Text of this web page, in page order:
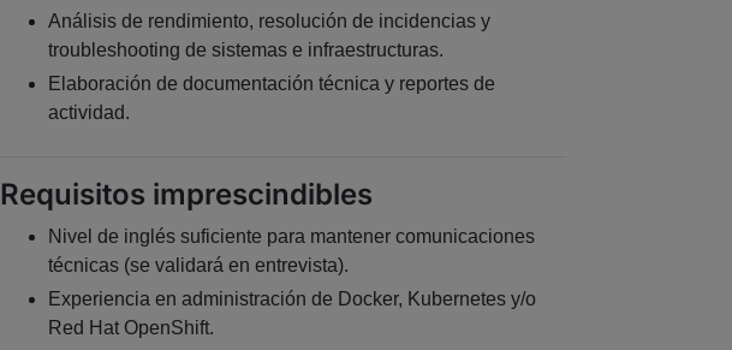
Análisis de rendimiento, resolución de incidencias y
troubleshooting de sistemas e infraestructuras.
Elaboración de documentación técnica y reportes de
actividad.
Requisitos imprescindibles
Nivel de inglés suficiente para mantener comunicaciones
técnicas (se validará en entrevista).
Experiencia en administración de Docker, Kubernetes y/o
Red Hat OpenShift.